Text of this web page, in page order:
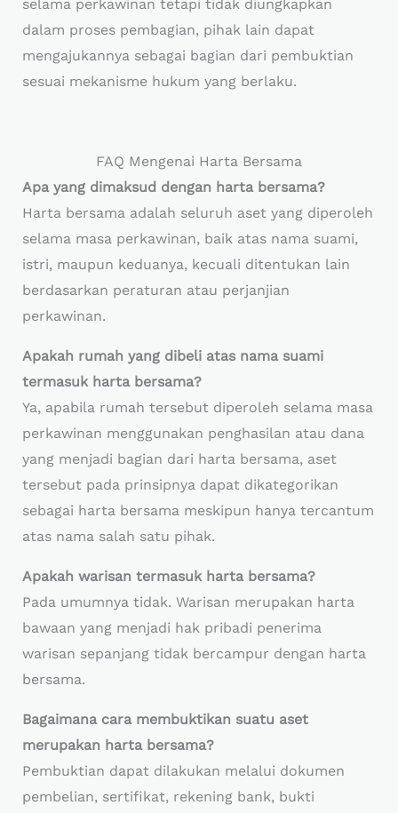
selama perkawinan tetapi tidak diungkapkan
dalam proses pembagian, pihak lain dapat
mengajukannya sebagai bagian dari pembuktian
sesuai mekanisme hukum yang berlaku.
FAQ Mengenai Harta Bersama
Apa yang dimaksud dengan harta bersama?
Harta bersama adalah seluruh aset yang diperoleh
selama masa perkawinan, baik atas nama suami,
istri, maupun keduanya, kecuali ditentukan lain
berdasarkan peraturan atau perjanjian
perkawinan.
Apakah rumah yang dibeli atas nama suami
termasuk harta bersama?
Ya, apabila rumah tersebut diperoleh selama masa
perkawinan menggunakan penghasilan atau dana
yang menjadi bagian dari harta bersama, aset
tersebut pada prinsipnya dapat dikategorikan
sebagai harta bersama meskipun hanya tercantum
atas nama salah satu pihak.
Apakah warisan termasuk harta bersama?
Pada umumnya tidak. Warisan merupakan harta
bawaan yang menjadi hak pribadi penerima
warisan sepanjang tidak bercampur dengan harta
bersama.
Bagaimana cara membuktikan suatu aset
merupakan harta bersama?
Pembuktian dapat dilakukan melalui dokumen
pembelian, sertifikat, rekening bank, bukti